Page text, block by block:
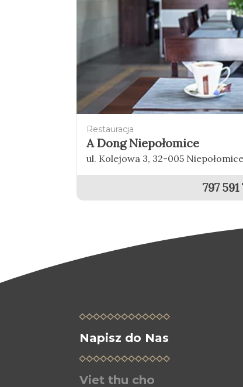
Restauracja
A Dong Niepołomice
ul. Kolejowa 3, 32-005 Niepołomice
797 591
Napisz do Nas
Viet thu cho